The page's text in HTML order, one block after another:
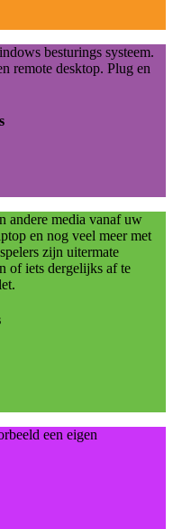
besturings systeem.
remote desktop. Plug en
andere media vanaf uw
en nog veel meer met
zijn uitermate
of iets dergelijks af te
een eigen